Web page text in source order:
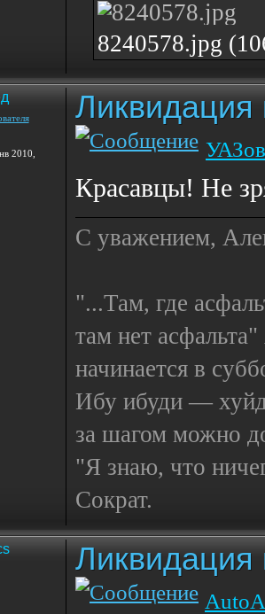
8240578.jpg
2010,
Ликвидация
Красавцы! Не
С уважением,
"...Там, где
там нет
начинается в
Ибу ибуди —
за шагом можно
"Я знаю, что
Сократ.
Ликвидация